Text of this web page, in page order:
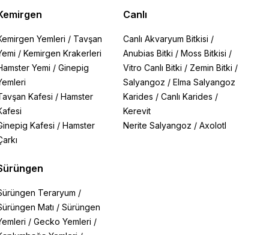
Yemleri / Tavşan
/ Kemirgen Krakerleri
Yemi / Ginepig
Kafesi / Hamster
Kafesi / Hamster
Teraryum /
Matı / Sürüngen
/ Gecko Yemleri /
Canlı
Canlı Akvaryum Bitkisi /
Anubias Bitki /Moss Bitkisi /
Vitro Canlı Bitki / Zemin Bitki /
Salyangoz /Elma Salyangoz
Karides /Canlı Karides /
Kerevit
Nerite Salyangoz /Axolotl